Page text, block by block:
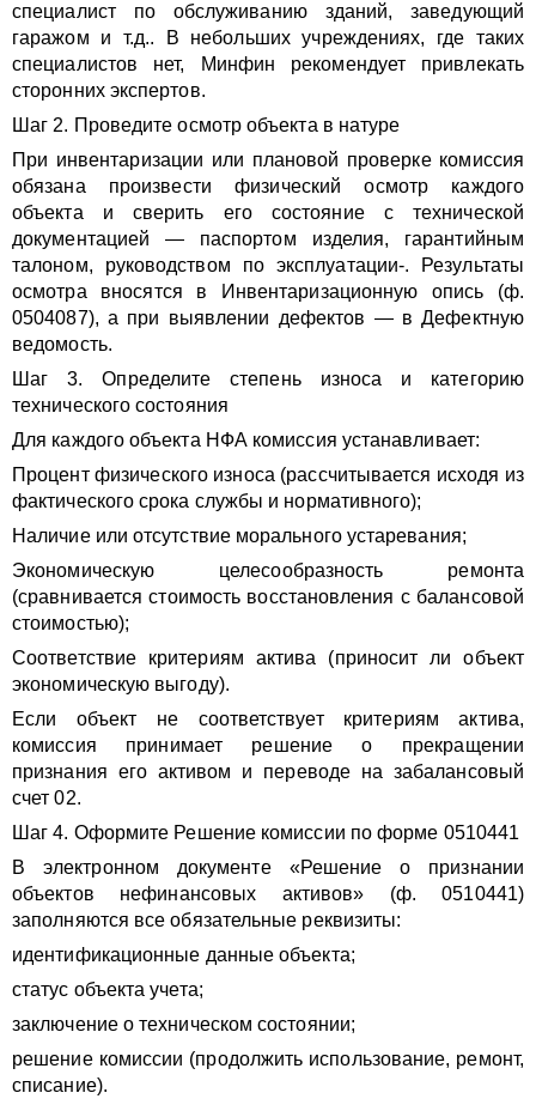
специалист по обслуживанию зданий, заведующий
гаражом и т.д.. В небольших учреждениях, где таких
специалистов нет, Минфин рекомендует привлекать
сторонних экспертов.
Шаг 2. Проведите осмотр объекта в натуре
При инвентаризации или плановой проверке комиссия
обязана произвести физический осмотр каждого
объекта и сверить его состояние с технической
документацией — паспортом изделия, гарантийным
талоном, руководством по эксплуатации-. Результаты
осмотра вносятся в Инвентаризационную опись (ф.
0504087), а при выявлении дефектов — в Дефектную
ведомость.
Шаг 3. Определите степень износа и категорию
технического состояния
Для каждого объекта НФА комиссия устанавливает:
Процент физического износа (рассчитывается исходя из
фактического срока службы и нормативного);
Наличие или отсутствие морального устаревания;
Экономическую целесообразность ремонта
(сравнивается стоимость восстановления с балансовой
стоимостью);
Соответствие критериям актива (приносит ли объект
экономическую выгоду).
Если объект не соответствует критериям актива,
комиссия принимает решение о прекращении
признания его активом и переводе на забалансовый
счет 02.
Шаг 4. Оформите Решение комиссии по форме 0510441
В электронном документе «Решение о признании
объектов нефинансовых активов» (ф. 0510441)
заполняются все обязательные реквизиты:
идентификационные данные объекта;
статус объекта учета;
заключение о техническом состоянии;
решение комиссии (продолжить использование, ремонт,
списание).